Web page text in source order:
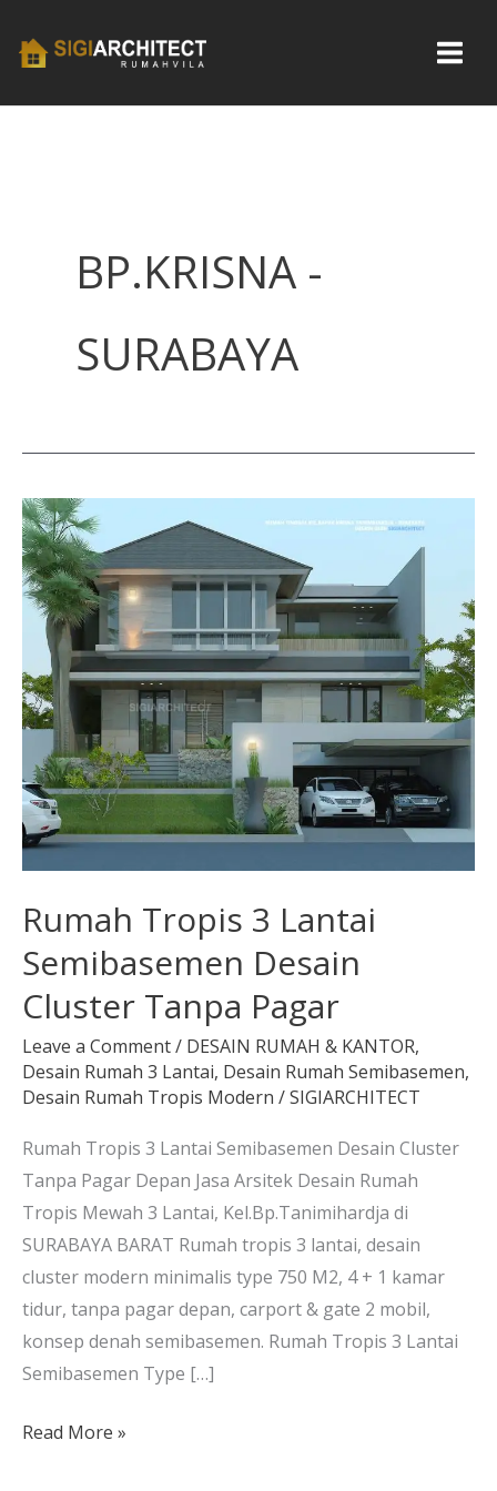
BP.KRISNA -
SURABAYA
Rumah Tropis 3 Lantai
Semibasemen Desain
Cluster Tanpa Pagar
Leave a Comment/ DESAIN RUMAH & KANTOR,
Desain Rumah 3 Lantai, Desain Rumah Semibasemen,
Desain Rumah Tropis Modern /SIGIARCHITECT
Rumah Tropis 3 Lantai Semibasemen Desain Cluster
Tanpa Pagar Depan Jasa Arsitek Desain Rumah
Tropis Mewah 3 Lantai, Kel.Bp.Tanimihardja di
SURABAYA BARAT Rumah tropis 3 lantai, desain
cluster modern minimalis type 750 M2, 4 + 1 kamar
tidur, tanpa pagar depan, carport & gate 2 mobil,
konsep denah semibasemen. Rumah Tropis 3 Lantai
Semibasemen Type […]
Rumah
Tropis
3
Lantai
Semibasemen
Desain
Cluster
Tanpa
Pagar
Read More »